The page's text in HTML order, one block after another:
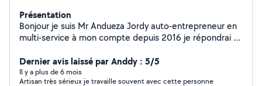
Présentation
Bonjour je suis Mr Andueza Jordy auto-entrepreneur en
multi-service à mon compte depuis 2016 je répondrai à
rénovation intérieur extérieur pose de clôture murs
chape COUVERTURE: remaniement changement
Dernier avis laissé par Anddy : 5/5
Il y a plus de 6 mois
Artisan très sérieux je travaille souvent avec cette personne